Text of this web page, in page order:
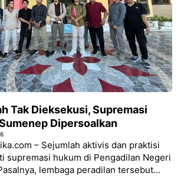
Tak Dieksekusi, Supremasi
Dipersoalkan
– Sejumlah aktivis dan praktisi
supremasi hukum di Pengadilan Negeri
lembaga peradilan tersebut...